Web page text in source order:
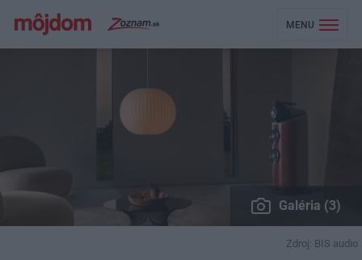
MENU
Galéria (3)
Zdroj: BIS audio